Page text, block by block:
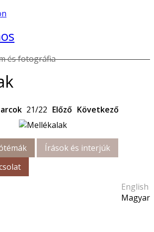
és fotográfia
21/22 Előző Következő
Írások és interjúk
English
Magyar